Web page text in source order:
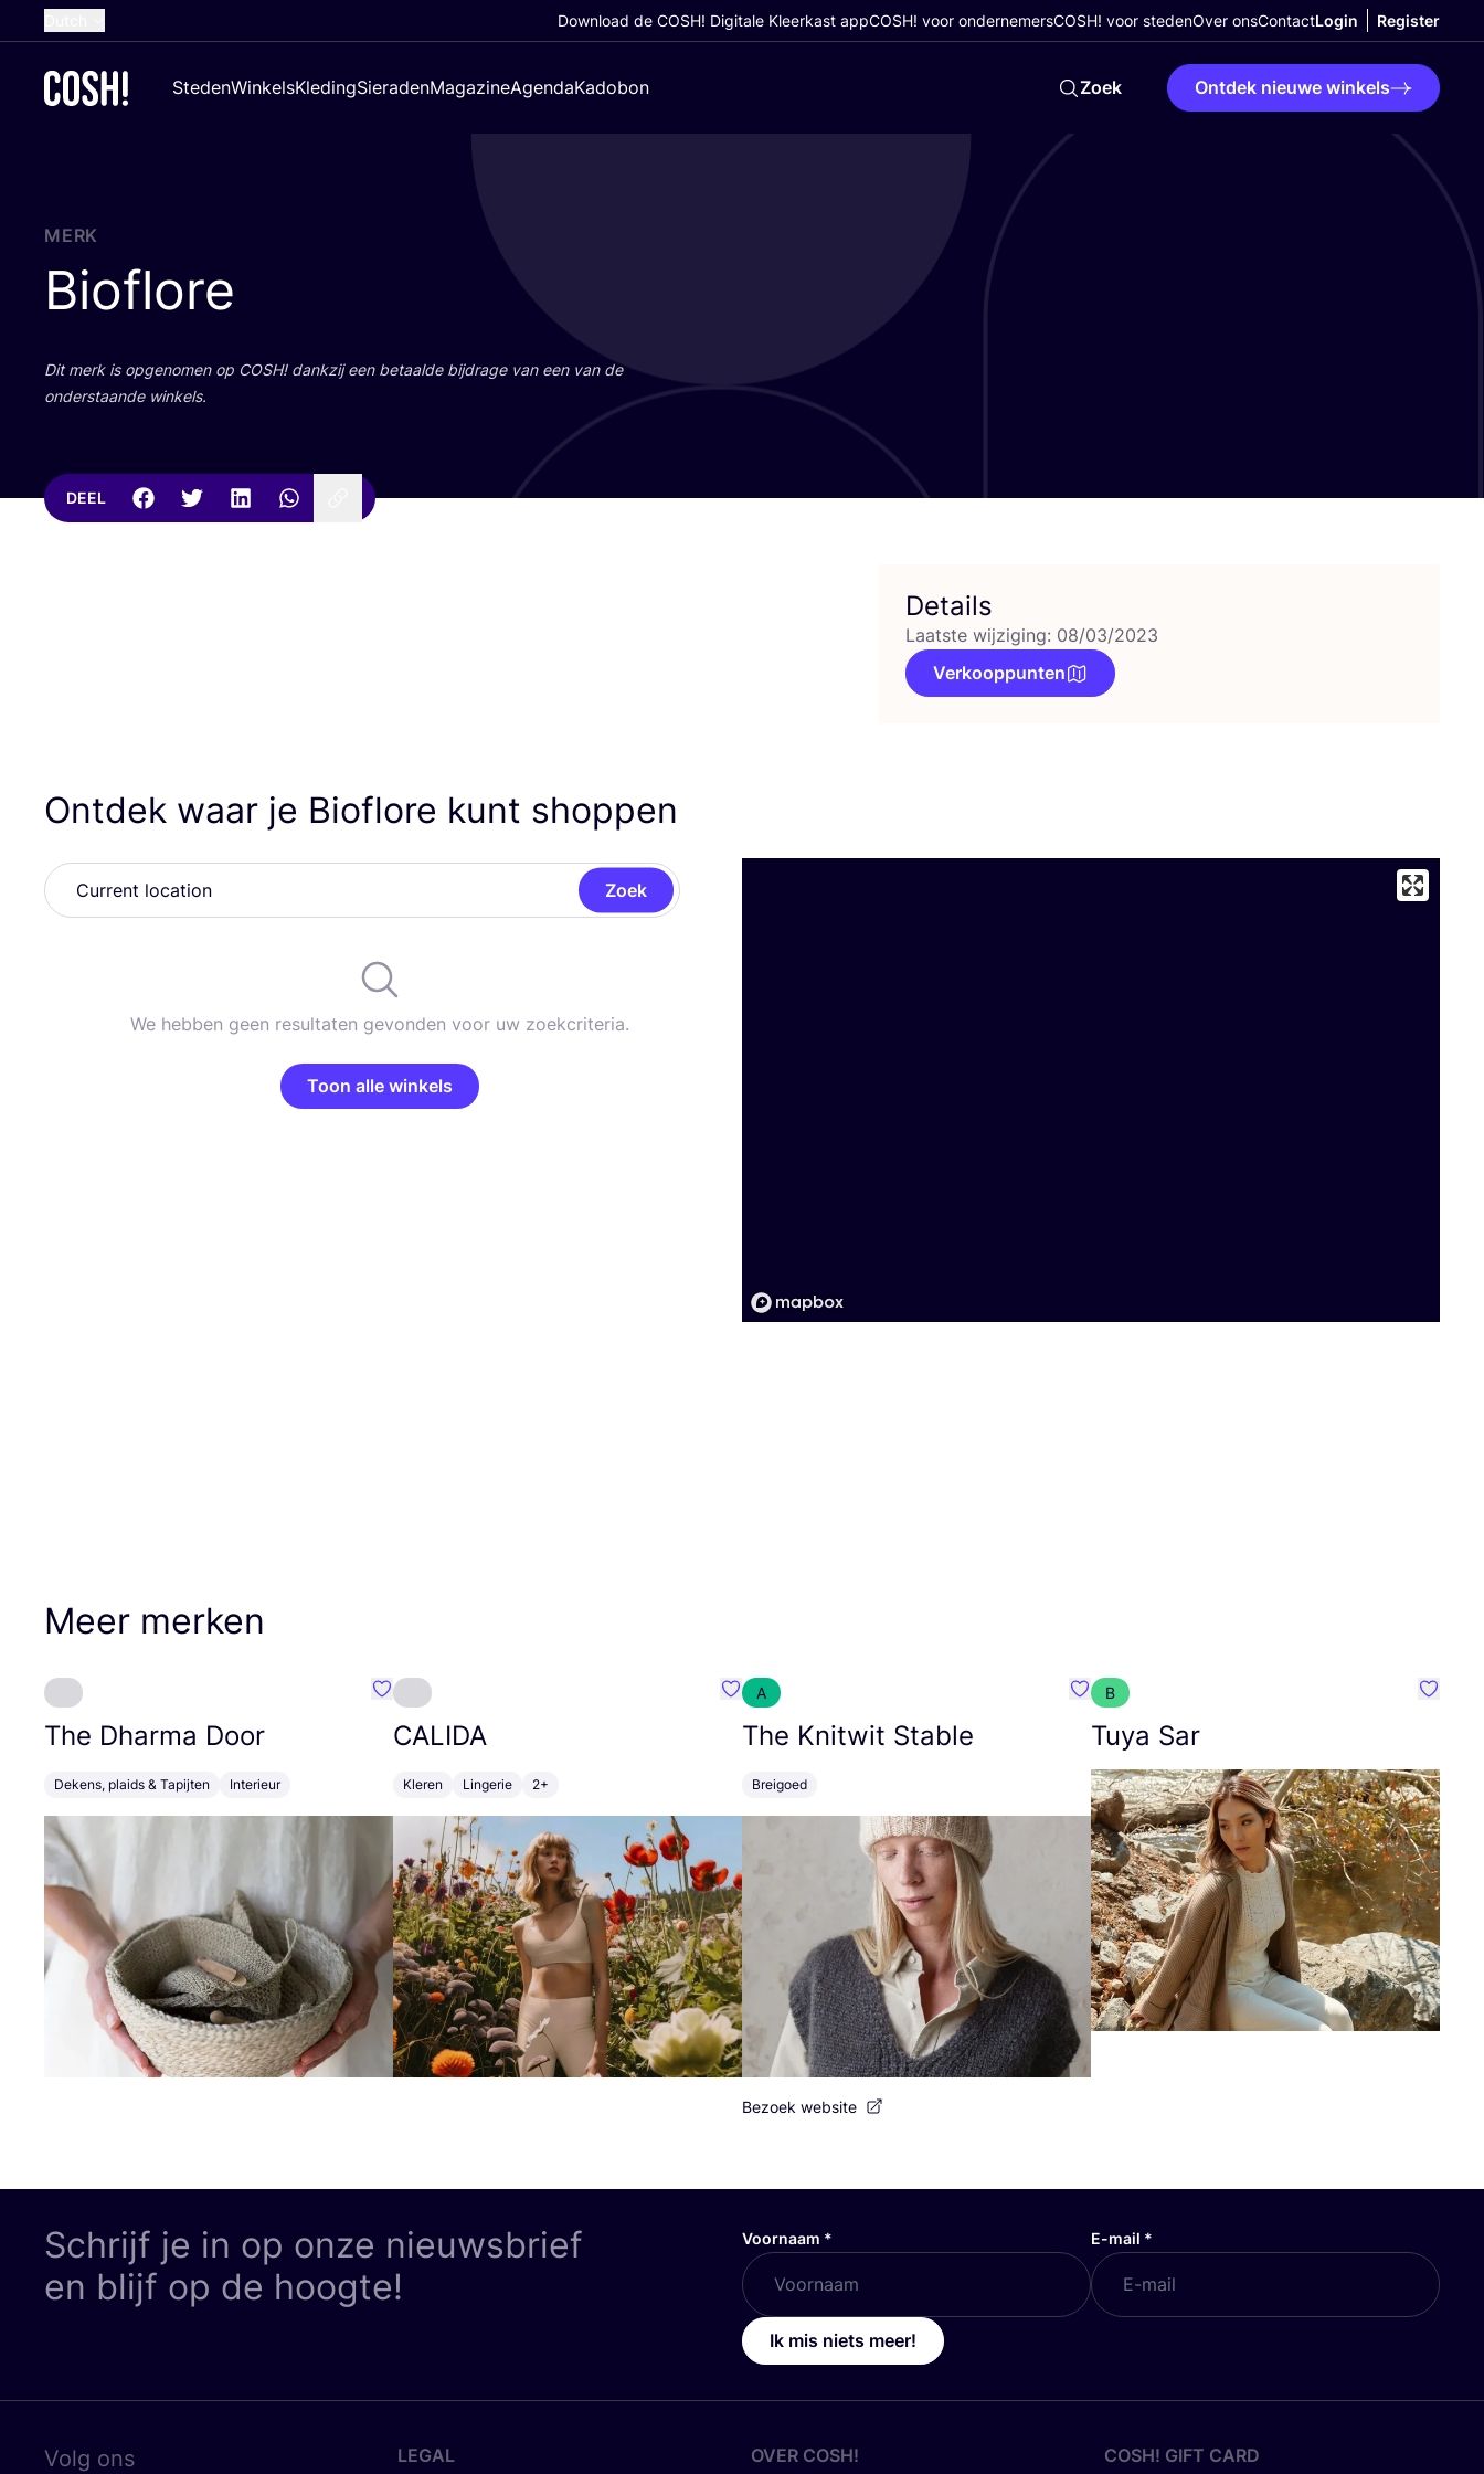
French
Croatian
Download de COSH! Digitale Kleerkast appCOSH! voor ondernemersCOSH! voor stedenOver onsContactLogin Register
StedenWinkelsKledingSieradenMagazineAgendaKadobon Zoek Ontdek nieuwe winkels
MERK
Bioflore
Dit merk is opge­no­men op COSH! dank­zij een betaal­de bij­dra­ge van een van de
onder­staan­de winkels.
DEEL
Details
Laatste wijziging: 08/03/2023
Verkooppunten
Ontdek waar je Bioflore kunt shoppen
Zoek
We hebben geen resultaten gevonden voor uw zoekcriteria.
Toon alle winkels
Meer merken
The Dharma Door
Dekens, plaids & Tapijten Interieur
Favoriete {naam}
CALIDA
Kleren Lingerie 2+
Favoriete {naam}
A
The Knitwit Stable
Breigoed
Favoriete {naam}
Bezoek website
B
Tuya Sar
Schrijf je in op onze nieuwsbrief
en blijf op de hoogte!
Voornaam * E-mail *
Ik mis niets meer!
Volg ons LEGAL OVER COSH! COSH! GIFT CARD